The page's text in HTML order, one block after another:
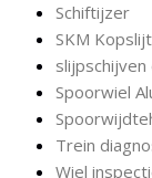
Schiftijzer
SKM
Spoorwiel
Trein
Wiel